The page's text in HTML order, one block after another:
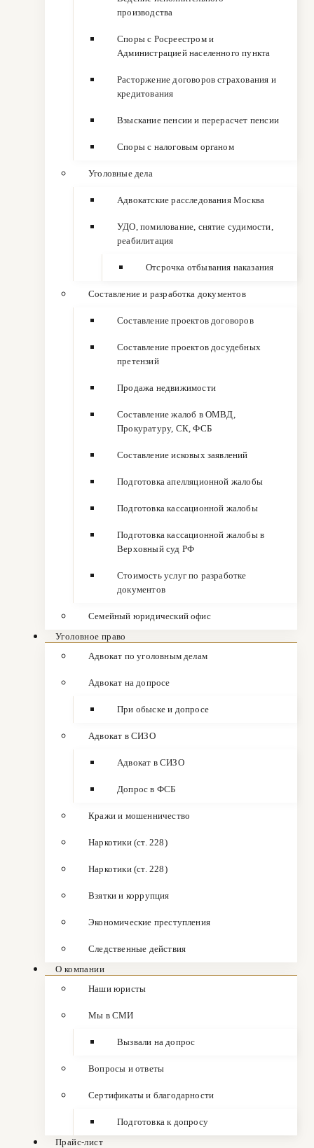
производства
Споры с Росреестром и
Администрацией населенного пункта
Расторжение договоров страхования и
кредитования
Взыскание пенсии и перерасчет пенсии
Споры с налоговым органом
Уголовные дела
Адвокатские расследования Москва
УДО, помилование, снятие судимости,
реабилитация
Отсрочка отбывания наказания
Составление и разработка документов
Составление проектов договоров
Составление проектов досудебных
претензий
Продажа недвижимости
Составление жалоб в ОМВД,
Прокуратуру, СК, ФСБ
Составление исковых заявлений
Подготовка апелляционной жалобы
Подготовка кассационной жалобы
Подготовка кассационной жалобы в
Верховный суд РФ
Стоимость услуг по разработке
документов
Семейный юридический офис
Уголовное право
Адвокат по уголовным делам
Адвокат на допросе
При обыске и допросе
Адвокат в СИЗО
Адвокат в СИЗО
Допрос в ФСБ
Кражи и мошенничество
Наркотики (ст. 228)
Наркотики (ст. 228)
Взятки и коррупция
Экономические преступления
Следственные действия
О компании
Наши юристы
Мы в СМИ
Вызвали на допрос
Вопросы и ответы
Сертификаты и благодарности
Подготовка к допросу
Прайс-лист